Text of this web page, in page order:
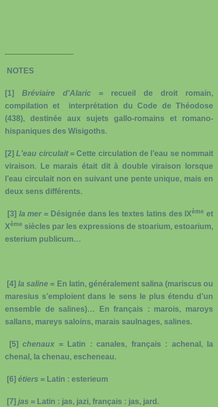
NOTES
[1] Bréviaire d'Alaric = recueil de droit romain,
compilation et interprétation du Code de Théodose
(438), destinée aux sujets gallo-romains et romano-
hispaniques des Wisigoths.
[2]L'eau circulait= Cette circulation de l’eau se nommait
viraison. Le marais était dit à double viraison lorsque
l’eau circulait non en suivant une pente unique, mais en
deux sens différents.
[3] la mer = Désignée dans les textes latins des IXème et
Xème siècles par les expressions de stoarium, estoarium,
esterium publicum…
[4]la saline= En latin, généralement salina (mariscus ou
maresius s’emploient dans le sens le plus étendu d’un
ensemble de salines)… En français : marois, maroys
sallans, mareys saloins, marais saulnages, salines.
[5] chenaux = Latin : canales, français : achenal, la
chenal, la chenau, escheneau.
[6] étiers = Latin : esterieum
[7] jas = Latin : jas, jazi, français : jas, jard.